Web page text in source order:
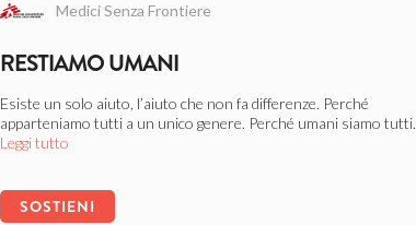
Medici Senza Frontiere
RESTIAMO UMANI
Esiste un solo aiuto, l’aiuto che non fa differenze. Perché
apparteniamo tutti a un unico genere. Perché umani siamo tutti.
Leggi tutto
SOSTIENI